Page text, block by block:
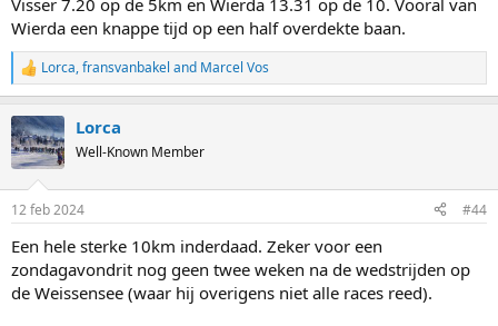
Visser 7.20 op de 5km en Wierda 13.31 op de 10. Vooral van
Wierda een knappe tijd op een half overdekte baan.
R
e
c
t
i
s
Lorca,fransvanbakel and Marcel Vos
Lorca
Well-Known Member
12 feb 2024 #44
Een hele sterke 10km inderdaad. Zeker voor een
zondagavondrit nog geen twee weken na de wedstrijden op
de Weissensee (waar hij overigens niet alle races reed).